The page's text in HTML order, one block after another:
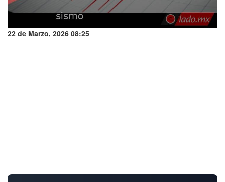
22 de Marzo, 2026 08:25